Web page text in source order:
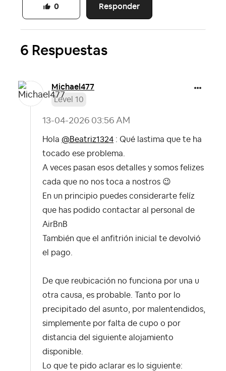
Responder
0
6 Respuestas
Michael477
Level 10
‎13-04-2026 03:56 AM
Hola @Beatriz1324 : Qué lastima que te ha
tocado ese problema.
A veces pasan esos detalles y somos felizes
cada que no nos toca a nostros 😉
En un principio puedes considerarte felíz
que has podido contactar al personal de
AirBnB
También que el anfitrión inicial te devolvió
el pago.
De que reubicación no funciona por una u
otra causa, es probable. Tanto por lo
precipitado del asunto, por malentendidos,
simplemente por falta de cupo o por
distancia del siguiente alojamiento
disponible.
Lo que te pido aclarar es lo siguiente: